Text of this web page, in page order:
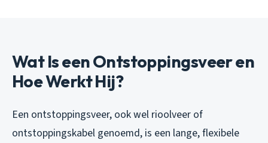
Wat Is een Ontstoppingsveer en
Hoe Werkt Hij?
Een ontstoppingsveer, ook wel rioolveer of
ontstoppingskabel genoemd, is een lange, flexibele